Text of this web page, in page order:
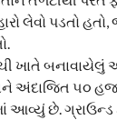
લેવો પડતો
ખાતે બનાવાયેલું
અંદાજિત ૫૦
આવ્યું છે.